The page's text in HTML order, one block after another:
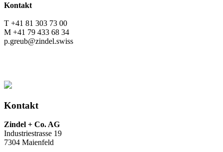
Kontakt
T +41 81 303 73 00
M +41 79 433 68 34
p.greub@zindel.swiss
Kontakt
Zindel + Co. AG
Industriestrasse 19
7304 Maienfeld